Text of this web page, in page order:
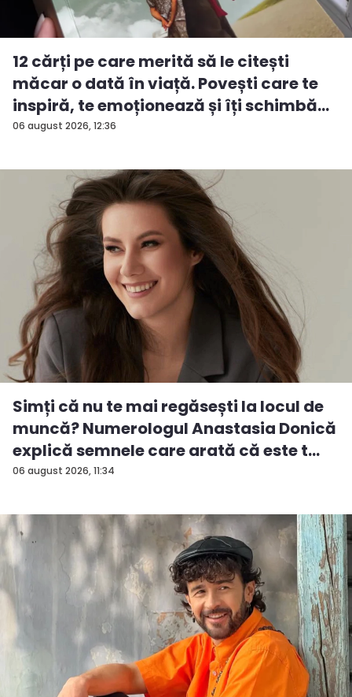
06 august 2026, 12:36
12 cărți pe care merită să le citești
măcar o dată în viață. Povești care te
inspiră, te emoționează și îți schimbă...
06 august 2026, 11:34
Simți că nu te mai regăsești la locul de
muncă? Numerologul Anastasia Donică
explică semnele care arată că este t...